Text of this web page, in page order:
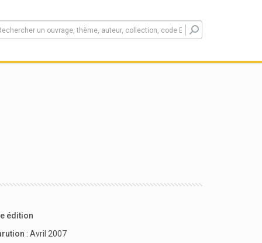
édition
: Avril 2007